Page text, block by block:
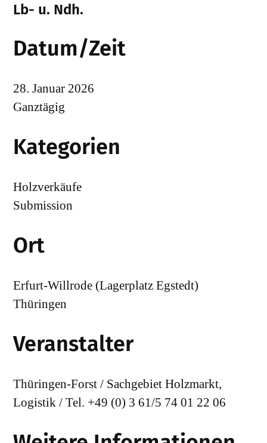
Lb- u. Ndh.
Datum/Zeit
28. Januar 2026
Ganztägig
Kategorien
Holzverkäufe
Submission
Ort
Erfurt-Willrode (Lagerplatz Egstedt)
Thüringen
Veranstalter
Thüringen-Forst / Sachgebiet Holzmarkt,
Logistik / Tel. +49 (0) 3 61/5 74 01 22 06